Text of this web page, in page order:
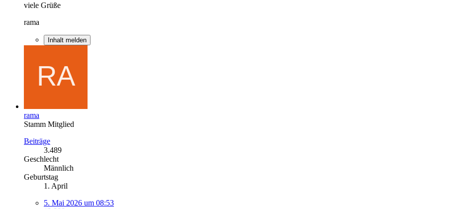
viele Grüße
rama
Inhalt melden
rama
Stamm Mitglied
Beiträge
3.489
Geschlecht
Männlich
Geburtstag
1. April
5. Mai 2026 um 08:53